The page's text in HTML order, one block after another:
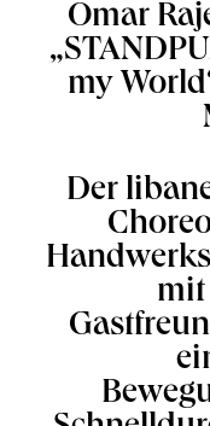
Omar
my
Der
mit